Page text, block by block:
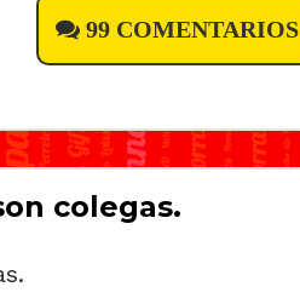
99 COMENTARIOS
colegas.